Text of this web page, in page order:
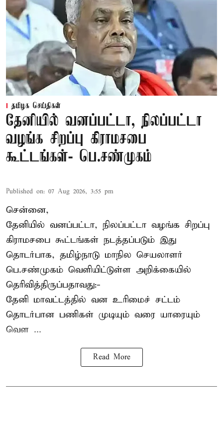
தமிழக செய்திகள்
தேனியில் வனப்பட்டா, நிலப்பட்டா
வழங்க சிறப்பு கிராமசபை
கூட்டங்கள்- பெ.சண்முகம்
Published on: 07 Aug 2026, 3:55 pm
சென்னை,
தேனியில் வனப்பட்டா, நிலப்பட்டா வழங்க சிறப்பு
கிராமசபை கூட்டங்கள் நடத்தப்படும் இது
தொடர்பாக, தமிழ்நாடு மாநில செயலாளர்
பெ.சண்முகம் வெளியிட்டுள்ள அறிக்கையில்
தெரிவித்திருப்பதாவது:-
தேனி மாவட்டத்தில் வன உரிமைச் சட்டம்
தொடர்பான பணிகள் முடியும் வரை யாரையும்
வெள ...
Read More